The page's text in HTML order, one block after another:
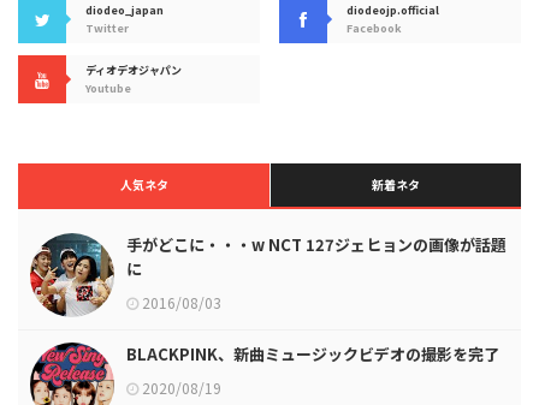
diodeo_japan
Twitter
diodeojp.official
Facebook
ディオデオジャパン
Youtube
人気ネタ 新着ネタ
手がどこに・・・w NCT 127ジェヒョンの画像が話題
に
2016/08/03
BLACKPINK、新曲ミュージックビデオの撮影を完了
2020/08/19